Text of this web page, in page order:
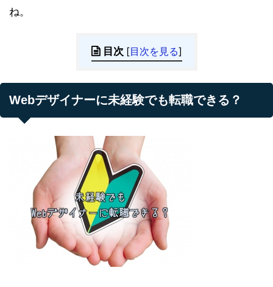
ね。
目次 [目次を見る]
Webデザイナーに未経験でも転職できる？